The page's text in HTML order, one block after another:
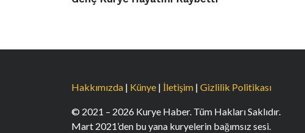
Hakkımızda | Künye | İletişim | Gizlilik Politikası
© 2021 – 2026 Kurye Haber. Tüm Hakları Saklıdır.
Mart 2021’den bu yana kuryelerin bağımsız sesi.